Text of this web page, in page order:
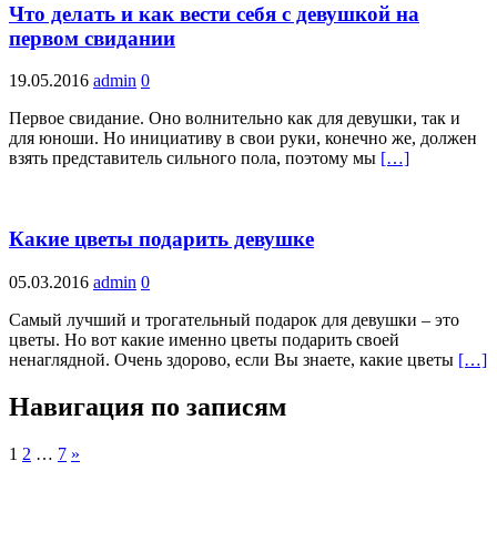
Что делать и как вести себя с девушкой на
первом свидании
19.05.2016 admin 0
Первое свидание. Оно волнительно как для девушки, так и
для юноши. Но инициативу в свои руки, конечно же, должен
взять представитель сильного пола, поэтому мы […]
Какие цветы подарить девушке
05.03.2016 admin 0
Самый лучший и трогательный подарок для девушки – это
цветы. Но вот какие именно цветы подарить своей
ненаглядной. Очень здорово, если Вы знаете, какие цветы […]
Навигация по записям
1 2 … 7 »